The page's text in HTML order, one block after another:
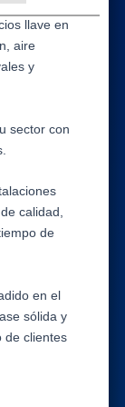
llave en
aire
y
sector con
calidad,
de
en el
sólida y
de clientes